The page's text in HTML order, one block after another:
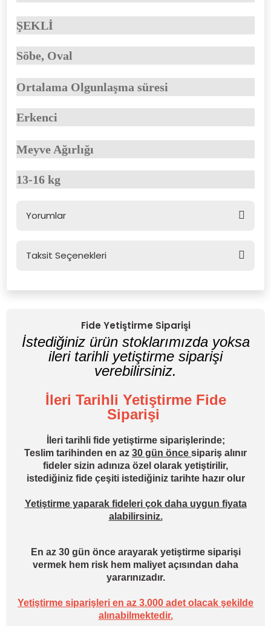
ŞEKLİ
Söbe, Oval
Ortalama Olgunlaşma süresi
Erkenci
Meyve Ağırlığı
13-16 kg
Yorumlar
Taksit Seçenekleri
Fide Yetiştirme Siparişi
İstediğiniz ürün stoklarımızda yoksa
ileri tarihli yetiştirme siparişi
verebilirsiniz.
İleri Tarihli Yetiştirme Fide
Siparişi
İleri tarihli fide yetiştirme siparişlerinde;
Teslim tarihinden en az 30 gün önce sipariş alınır
fideler sizin adınıza özel olarak yetiştirilir,
istediğiniz fide çeşiti istediğiniz tarihte hazır olur
Yetiştirme yaparak fideleri çok daha uygun fiyata
alabilirsiniz.
En az 30 gün önce arayarak yetiştirme siparişi
vermek hem risk hem maliyet açısından daha
yararınızadır.
Yetiştirme siparişleri en az 3.000 adet olacak şekilde
alınabilmektedir.